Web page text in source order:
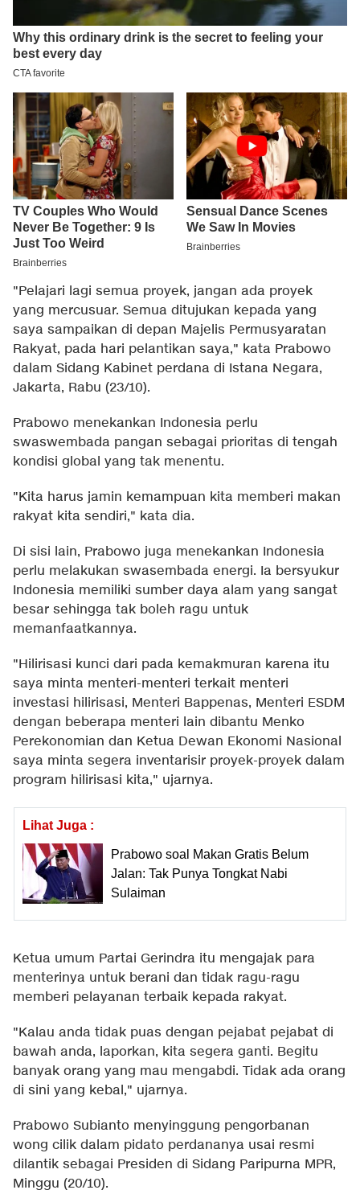
"Pelajari lagi semua proyek, jangan ada proyek
yang mercusuar. Semua ditujukan kepada yang
saya sampaikan di depan Majelis Permusyaratan
Rakyat, pada hari pelantikan saya," kata Prabowo
dalam Sidang Kabinet perdana di Istana Negara,
Jakarta, Rabu (23/10).
Prabowo menekankan Indonesia perlu
swaswembada pangan sebagai prioritas di tengah
kondisi global yang tak menentu.
"Kita harus jamin kemampuan kita memberi makan
rakyat kita sendiri," kata dia.
Di sisi lain, Prabowo juga menekankan Indonesia
perlu melakukan swasembada energi. Ia bersyukur
Indonesia memiliki sumber daya alam yang sangat
besar sehingga tak boleh ragu untuk
memanfaatkannya.
"Hilirisasi kunci dari pada kemakmuran karena itu
saya minta menteri-menteri terkait menteri
investasi hilirisasi, Menteri Bappenas, Menteri ESDM
dengan beberapa menteri lain dibantu Menko
Perekonomian dan Ketua Dewan Ekonomi Nasional
saya minta segera inventarisir proyek-proyek dalam
program hilirisasi kita," ujarnya.
Lihat Juga :
Prabowo soal Makan Gratis Belum
Jalan: Tak Punya Tongkat Nabi
Sulaiman
Ketua umum Partai Gerindra itu mengajak para
menterinya untuk berani dan tidak ragu-ragu
memberi pelayanan terbaik kepada rakyat.
"Kalau anda tidak puas dengan pejabat pejabat di
bawah anda, laporkan, kita segera ganti. Begitu
banyak orang yang mau mengabdi. Tidak ada orang
di sini yang kebal," ujarnya.
Prabowo Subianto menyinggung pengorbanan
wong cilik dalam pidato perdananya usai resmi
dilantik sebagai Presiden di Sidang Paripurna MPR,
Minggu (20/10).